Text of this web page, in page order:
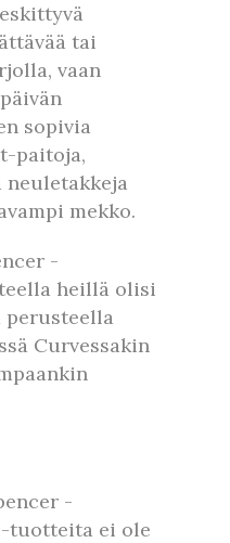
tai
vaan
sopivia
paitoja,
mekko.
-
heillä olisi
perusteella
Curvessakin
-
tuotteita ei ole